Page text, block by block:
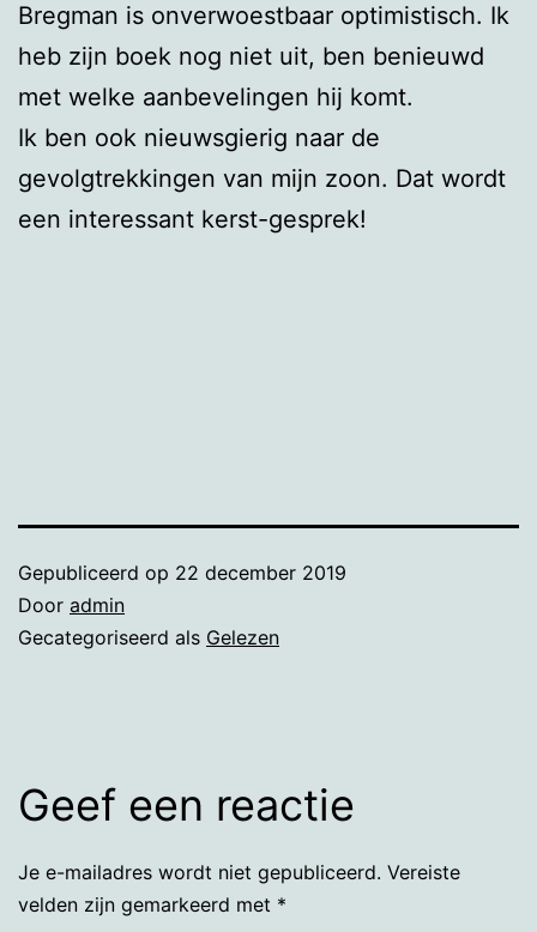
Bregman is onverwoestbaar optimistisch. Ik
heb zijn boek nog niet uit, ben benieuwd
met welke aanbevelingen hij komt.
Ik ben ook nieuwsgierig naar de
gevolgtrekkingen van mijn zoon. Dat wordt
een interessant kerst-gesprek!
Gepubliceerd op 22 december 2019
Door admin
Gecategoriseerd als Gelezen
Geef een reactie
Je e-mailadres wordt niet gepubliceerd. Vereiste
velden zijn gemarkeerd met *